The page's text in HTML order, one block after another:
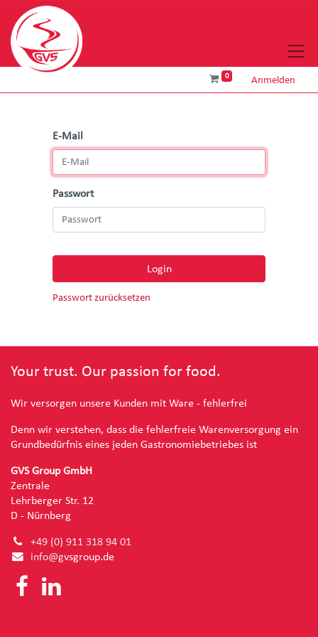
0 Anmelden
E-Mail
Passwort
Login
Passwort zurücksetzen
Your trust. Our passion for food.
Wir versorgen unsere Kunden mit Ware - fehlerfrei
Denn wir verstehen, dass die fehlerfreie Warenversorgung ein
Grundbedürfnis eines jeden Gastronomiebetriebes ist
GVS Group GmbH
Zentrale
Lehrberger Str. 12
D - Nürnberg
+49 (0) 911 318 94 01
info@gvsgroup.de